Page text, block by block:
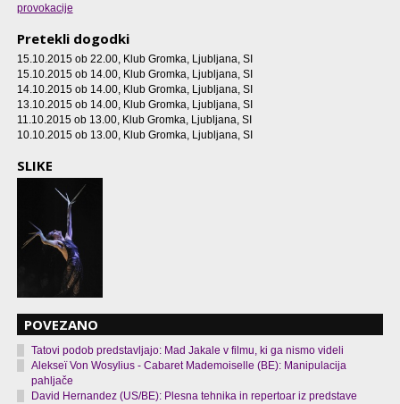
provokacije
Pretekli dogodki
15.10.2015 ob 22.00, Klub Gromka, Ljubljana, SI
15.10.2015 ob 14.00, Klub Gromka, Ljubljana, SI
14.10.2015 ob 14.00, Klub Gromka, Ljubljana, SI
13.10.2015 ob 14.00, Klub Gromka, Ljubljana, SI
11.10.2015 ob 13.00, Klub Gromka, Ljubljana, SI
10.10.2015 ob 13.00, Klub Gromka, Ljubljana, SI
SLIKE
POVEZANO
Tatovi podob predstavljajo: Mad Jakale v filmu, ki ga nismo videli
Alekseï Von Wosylius - Cabaret Mademoiselle (BE): Manipulacija
pahljače
David Hernandez (US/BE): Plesna tehnika in repertoar iz predstave